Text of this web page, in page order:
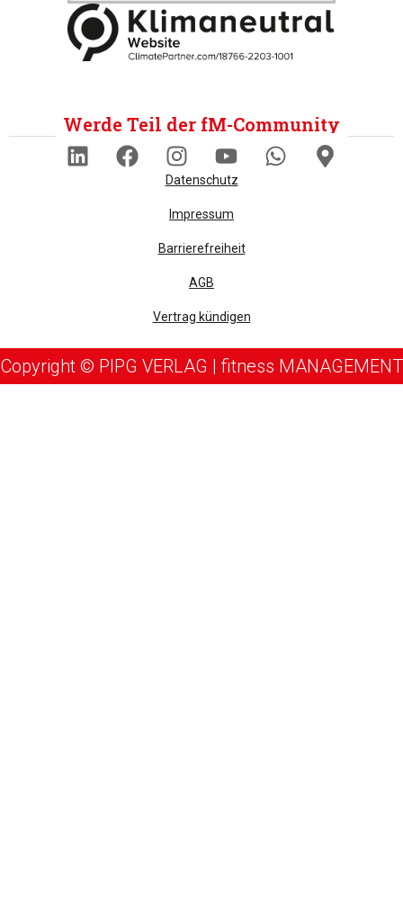
Werde Teil der fM-Community
Datenschutz
Impressum
Barrierefreiheit
AGB
Vertrag kündigen
Copyright © PIPG VERLAG | fitness MANAGEMENT